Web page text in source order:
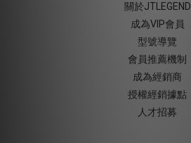
關於JTLEGEND
成為VIP會員
型號導覽
會員推薦機制
成為經銷商
授權經銷據點
人才招募